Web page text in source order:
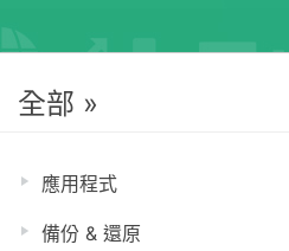
全部 »
應用程式
備份 & 還原